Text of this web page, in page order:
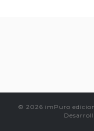
© 2026 imPuro